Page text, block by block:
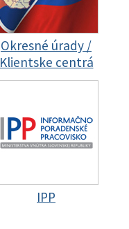
Okresné úrady /
Klientske centrá
IPP